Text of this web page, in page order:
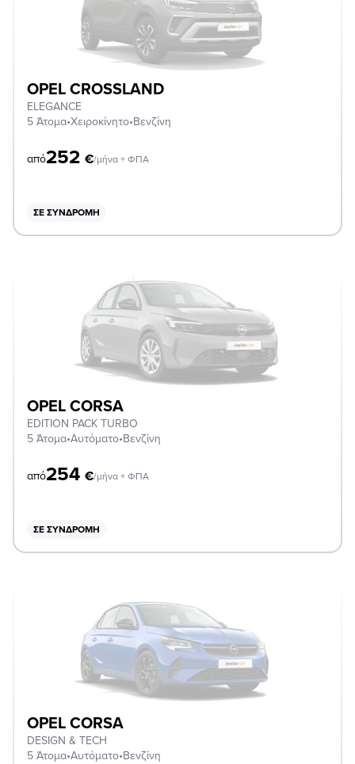
OPEL CROSSLAND
ELEGANCE
5 Άτομα•Χειροκίνητο•Βενζίνη
από252 €/μήνα + ΦΠΑ
ΣΕ ΣΥΝΔΡΟΜΉ
OPEL CORSA
EDITION PACK TURBO
5 Άτομα•Αυτόματο•Βενζίνη
από254 €/μήνα + ΦΠΑ
ΣΕ ΣΥΝΔΡΟΜΉ
OPEL CORSA
DESIGN & TECH
5 Άτομα•Αυτόματο•Βενζίνη